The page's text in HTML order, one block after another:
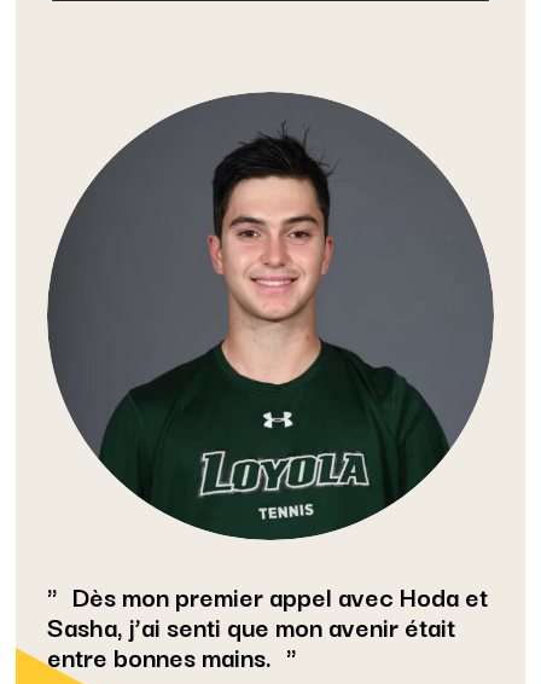
Dès mon premier appel avec Hoda et
Sasha, j’ai senti que mon avenir était
entre bonnes mains.